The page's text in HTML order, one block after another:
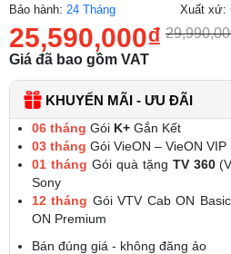
Bảo hành: 24 Tháng
Xuất xứ:
25,590,000₫
Giá đã bao gồm VAT
KHUYẾN MÃI - ƯU ĐÃI
06 tháng Gói K+ Gắn Kết
03 tháng Gói VieON – VieON VIP
01 tháng Gói quà tặng TV 360
Sony
12 tháng Gói VTV Cab ON
ON Premium
Bán đúng giá - không đăng ảo